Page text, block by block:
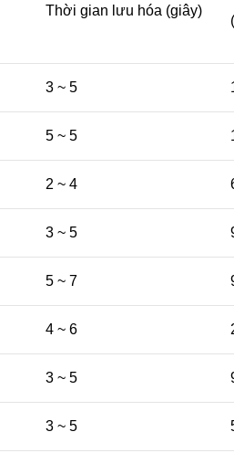
Thời gian lưu hóa (giây)
3 ~ 5
5 ~ 5
2 ~ 4
3 ~ 5
5 ~ 7
4 ~ 6
3 ~ 5
3 ~ 5